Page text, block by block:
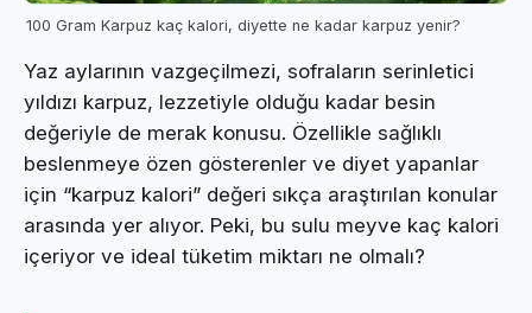
100 Gram Karpuz kaç kalori, diyette ne kadar karpuz yenir?
Yaz aylarının vazgeçilmezi, sofraların serinletici
yıldızı karpuz, lezzetiyle olduğu kadar besin
değeriyle de merak konusu. Özellikle sağlıklı
beslenmeye özen gösterenler ve diyet yapanlar
için “karpuz kalori” değeri sıkça araştırılan konular
arasında yer alıyor. Peki, bu sulu meyve kaç kalori
içeriyor ve ideal tüketim miktarı ne olmalı?